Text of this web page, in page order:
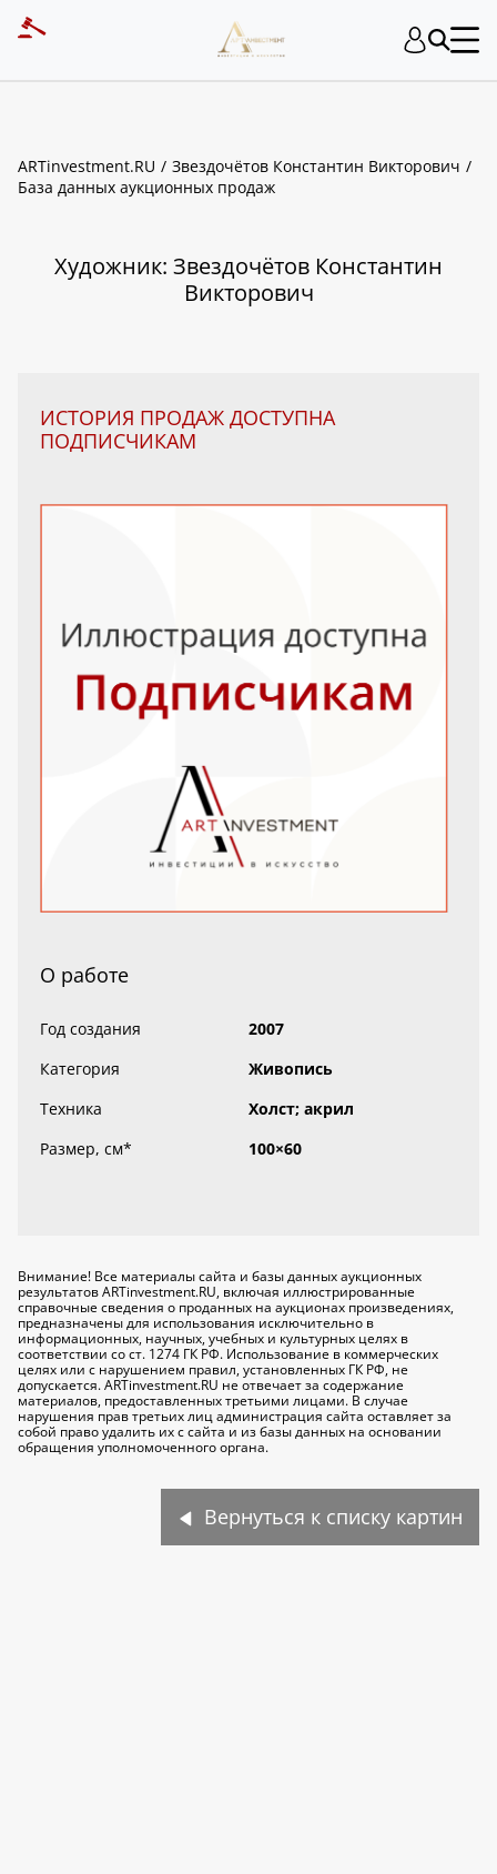
ARTinvestment.RU
Звездочётов Константин Викторович
База данных аукционных продаж
Художник: Звездочётов Константин
Викторович
ИСТОРИЯ ПРОДАЖ ДОСТУПНА
ПОДПИСЧИКАМ
О работе
Год создания
2007
Категория
Живопись
Техника
Холст; акрил
Размер, см* 100×60
Внимание! Все материалы сайта и базы данных аукционных
результатов ARTinvestment.RU, включая иллюстрированные
справочные сведения о проданных на аукционах произведениях,
предназначены для использования исключительно в
информационных, научных, учебных и культурных целях в
соответствии со ст. 1274 ГК РФ. Использование в коммерческих
целях или с нарушением правил, установленных ГК РФ, не
допускается. ARTinvestment.RU не отвечает за содержание
материалов, предоставленных третьими лицами. В случае
нарушения прав третьих лиц администрация сайта оставляет за
собой право удалить их с сайта и из базы данных на основании
обращения уполномоченного органа.
Вернуться к списку картин